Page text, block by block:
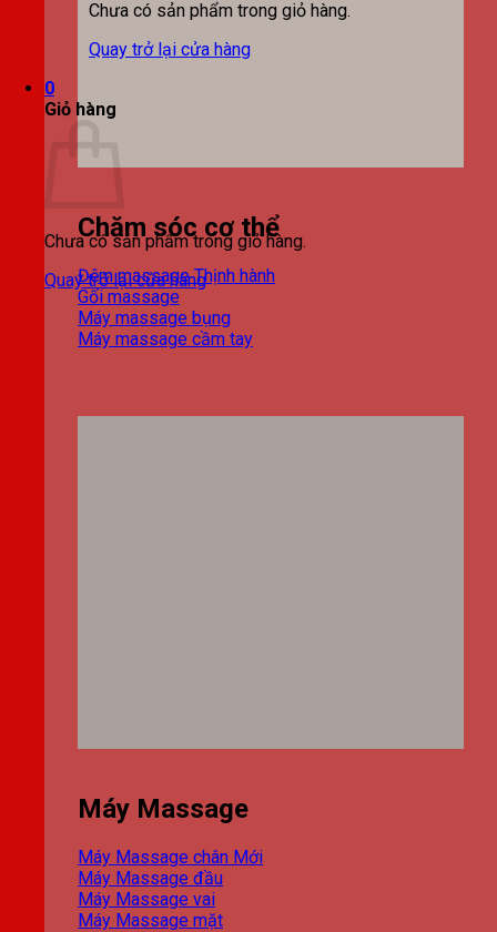
Chưa có sản phẩm trong giỏ hàng.
Quay trở lại cửa hàng
0
Giỏ hàng
Chưa có sản phẩm trong giỏ hàng.
Quay trở lại cửa hàng
Chăm sóc cơ thể
Đệm massage
Gối massage
Máy massage bụng
Máy massage cầm tay
Máy Massage
Máy Massage chân
Máy Massage đầu
Máy Massage vai
Máy Massage mặt